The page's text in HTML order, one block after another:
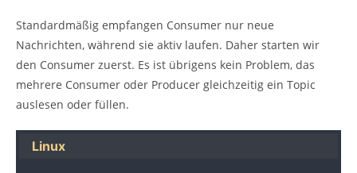
Standardmäßig empfangen Consumer nur neue
Nachrichten, während sie aktiv laufen. Daher starten wir
den Consumer zuerst. Es ist übrigens kein Problem, das
mehrere Consumer oder Producer gleichzeitig ein Topic
auslesen oder füllen.
Linux